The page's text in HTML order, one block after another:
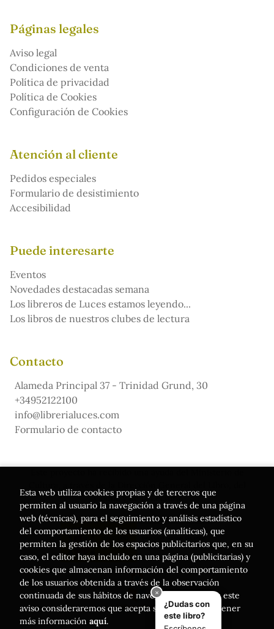
Páginas legales
Aviso legal
Condiciones de venta
Política de privacidad
Política de Cookies
Configuración de Cookies
Atención al cliente
Pedidos especiales
Formulario de desistimiento
Accesibilidad
Puede interesarte
Eventos
Novedades destacadas semana
Los libreros de Luces estamos leyendo...
Los libros de nuestros clubes de lectura
Contacto
Alameda Principal 37 - Trinidad Grund, 30
+34952122100
info@librerialuces.com
Formulario de contacto
Cómic y de la Lectura
Esta web utiliza cookies propias y de terceros que
permiten al usuario la navegación a través de una página
web (técnicas), para el seguimiento y análisis estadístico
del comportamiento de los usuarios (analíticas), que
permiten la gestión de los espacios publicitarios que, en su
caso, el editor haya incluido en una página (publicitarias) y
cookies que almacenan información del comportamiento
de los usuarios obtenida a través de la observación
continuada de sus hábitos de navegación. Si acepta este
aviso consideraremos que acepta su uso. Puede obtener
más información aquí.